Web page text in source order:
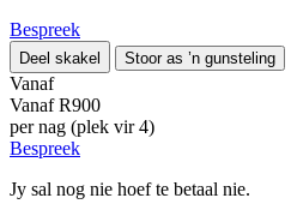
Bespreek
Deel skakel Stoor as ’n gunsteling
Vanaf
Vanaf R900
per nag (plek vir 4)
Bespreek
Jy sal nog nie hoef te betaal nie.